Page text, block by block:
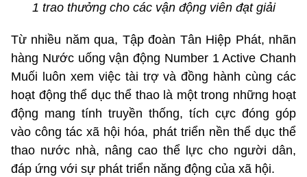
1 trao thưởng cho các vận động viên đạt giải
Từ nhiều năm qua, Tập đoàn Tân Hiệp Phát, nhãn
hàng Nước uống vận động Number 1 Active Chanh
Muối luôn xem việc tài trợ và đồng hành cùng các
hoạt động thể dục thể thao là một trong những hoạt
động mang tính truyền thống, tích cực đóng góp
vào công tác xã hội hóa, phát triển nền thể dục thể
thao nước nhà, nâng cao thể lực cho người dân,
đáp ứng với sự phát triển năng động của xã hội.